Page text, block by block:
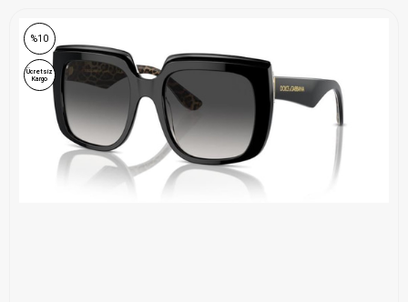
%10
Ücretsiz
Kargo